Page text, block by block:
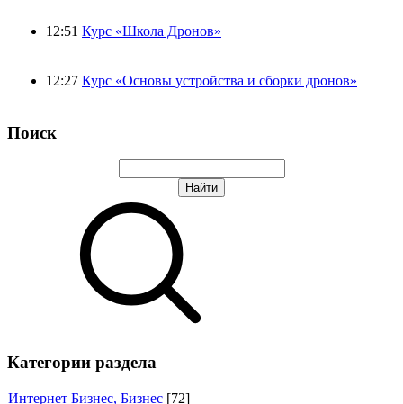
12:51 Курс «Школа Дронов»
12:27 Курс «Основы устройства и сборки дронов»
Поиск
Категории раздела
Интернет Бизнес, Бизнес [72]